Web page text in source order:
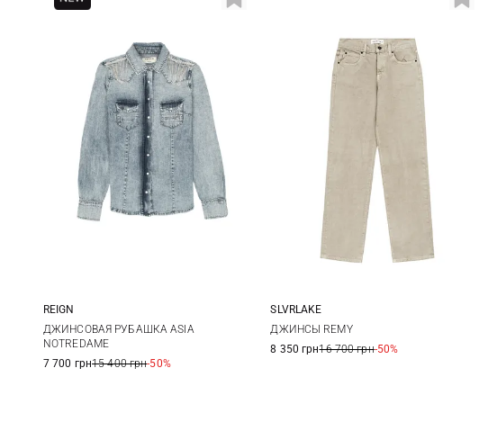
S
REIGN
ДЖИНСОВАЯ РУБАШКА ASIA
NOTREDAME
7 700 грн15 400 грн-50%
25 26
SLVRLAKE
ДЖИНСЫ REMY
8 350 грн16 700 грн-50%